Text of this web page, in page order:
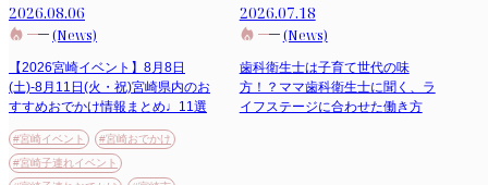
2026.08.06
(News)
【2026宮崎イベント】8月8日
(土)-8月11日(火・祝)宮崎県内のお
すすめおでかけ情報まとめ♩11選
#宮崎イベント
#宮崎おでかけ
#宮崎子連れイベント
2026.07.18
(News)
歯科衛生士は子育て世代の味
方！？ママ歯科衛生士に聞く、ラ
イフステージに合わせた働き方